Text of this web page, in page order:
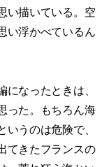
い描いている。空
い浮かべているん
なったときは、
った。もちろん海
うのは危険で、
てきたフランスの